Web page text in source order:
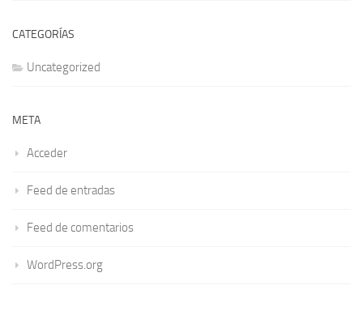
CATEGORÍAS
Uncategorized
META
Acceder
Feed de entradas
Feed de comentarios
WordPress.org